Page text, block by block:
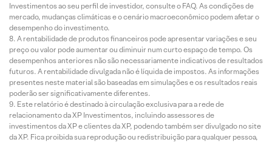
Investimentos ao seu perfil de investidor, consulte o FAQ. As condições de
mercado, mudanças climáticas e o cenário macroeconômico podem afetar o
desempenho do investimento.
A rentabilidade de produtos financeiros pode apresentar variações e seu
preço ou valor pode aumentar ou diminuir num curto espaço de tempo. Os
desempenhos anteriores não são necessariamente indicativos de resultados
futuros. A rentabilidade divulgada não é líquida de impostos. As informações
presentes neste material são baseadas em simulações e os resultados reais
poderão ser significativamente diferentes.
Este relatório é destinado à circulação exclusiva para a rede de
relacionamento da XP Investimentos, incluindo assessores de
investimentos da XP e clientes da XP, podendo também ser divulgado no site
da XP. Fica proibida sua reprodução ou redistribuição para qualquer pessoa,